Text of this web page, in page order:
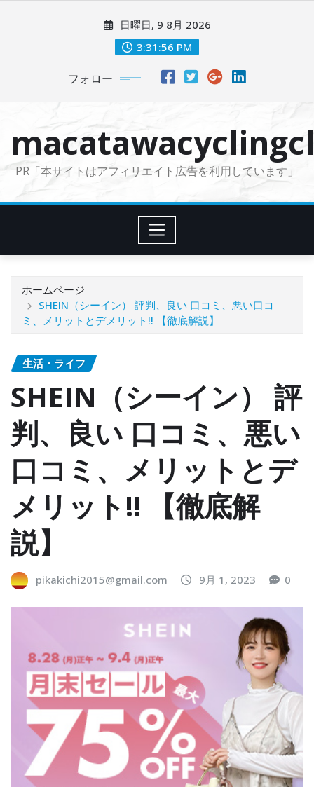
に
日曜日, 9 8月 2026
3:31:57 PM
フォロー
PR「本サイトはアフィリエイト広告を利用しています」
ホームページ
SHEIN（シーイン） 評判、良い 口コミ、悪い口コ
ミ、メリットとデメリット!! 【徹底解説】
生活・ライフ
SHEIN（シーイン） 評
判、良い 口コミ、悪い
口コミ、メリットとデ
メリット!! 【徹底解
説】
pikakichi2015@gmail.com 9月 1, 2023 0